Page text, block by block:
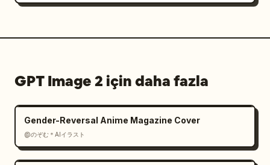
GPT Image 2 için daha fazla
Gender-Reversal Anime Magazine Cover
@のぞむ＊AIイラスト